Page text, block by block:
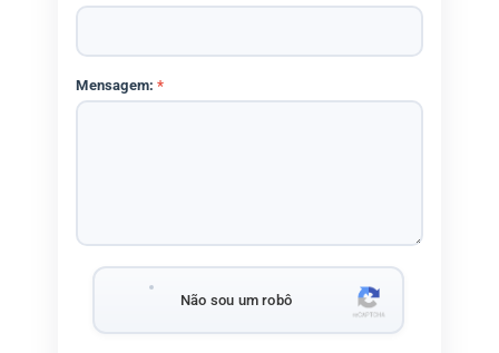
Mensagem:*
Não sou um robô